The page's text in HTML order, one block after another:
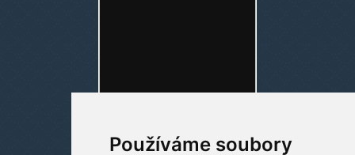
Používáme soubory